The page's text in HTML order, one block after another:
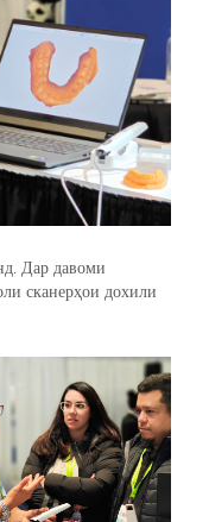
Дар давоми
сканерҳои дохили